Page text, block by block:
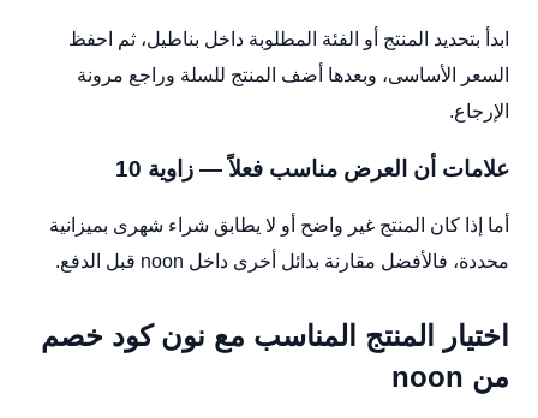
ابدأ بتحديد المنتج أو الفئة المطلوبة داخل بناطيل، ثم احفظ
السعر الأساسى، وبعدها أضف المنتج للسلة وراجع مرونة
الإرجاع.
علامات أن العرض مناسب فعلاً — زاوية 10
أما إذا كان المنتج غير واضح أو لا يطابق شراء شهرى بميزانية
محددة، فالأفضل مقارنة بدائل أخرى داخل noon قبل الدفع.
اختيار المنتج المناسب مع نون كود خصم
من noon